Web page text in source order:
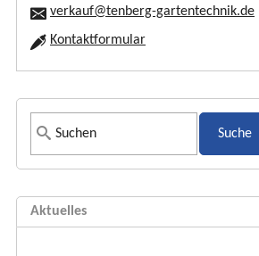
verkauf@tenberg-gartentechnik.de
Kontaktformular
S
u
h
f
Aktuelles